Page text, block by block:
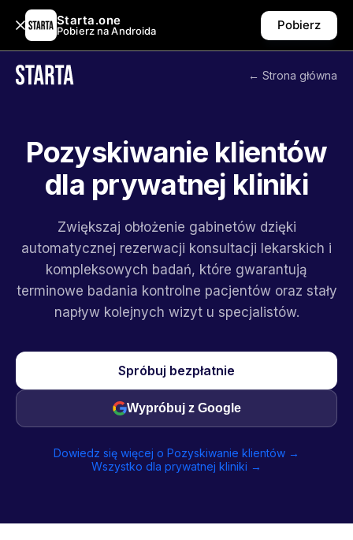
Starta.one
Pobierz na Androida Pobierz
← Strona główna
Pozyskiwanie klientów
dla prywatnej kliniki
Zwiększaj obłożenie gabinetów dzięki
automatycznej rezerwacji konsultacji lekarskich i
kompleksowych badań, które gwarantują
terminowe badania kontrolne pacjentów oraz stały
napływ kolejnych wizyt u specjalistów.
Spróbuj bezpłatnie
Wypróbuj z Google
Dowiedz się więcej o Pozyskiwanie klientów →
Wszystko dla prywatnej kliniki →